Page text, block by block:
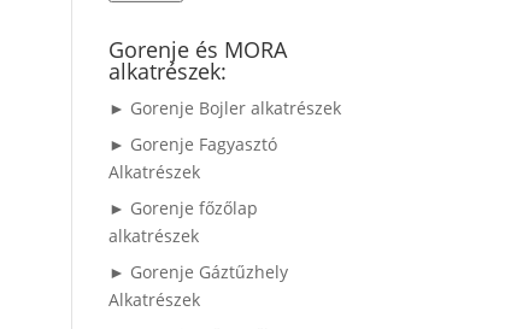
Gorenje és MORA
alkatrészek:
► Gorenje Bojler alkatrészek
► Gorenje Fagyasztó
Alkatrészek
► Gorenje főzőlap
alkatrészek
► Gorenje Gáztűzhely
Alkatrészek